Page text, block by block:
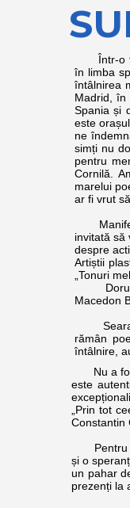
Într-o
în limba
întâlnirea
Madrid, în
Spania și
este
ne
simți nu
pentru
Cornilă.
marelui
ar fi vrut
invitată să
despre
Artiștii
„Tonuri
Dorul
Macedon
Seara s-
rămân
întâlnire,
Nu a fost
este
„Prin tot
Constantin
Pentru
și o
un pahar
prezenți la